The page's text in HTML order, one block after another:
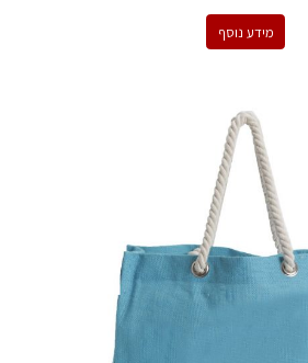
מידע נוסף